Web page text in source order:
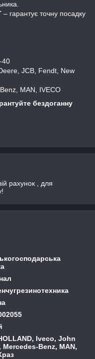
– гарантує точну посадку
40
JCB, Fendt, New
MAN, IVECO
бездоганну
рахунок , для
Iveco, John
Mercedes-Benz, MAN,